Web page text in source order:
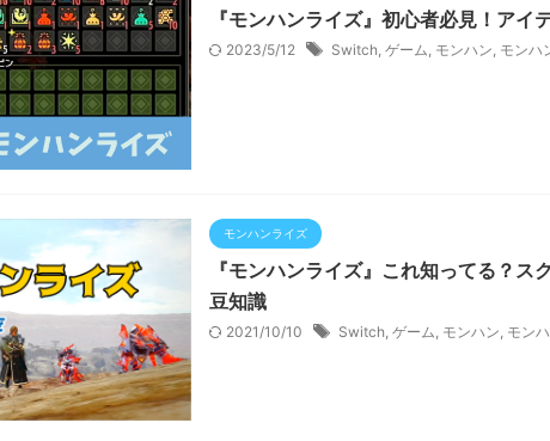
『モンハンライズ』初心者必見！アイ
2023/5/12 Switch, ゲーム, モンハン, モンハ
モンハンライズ
『モンハンライズ』これ知ってる？ス
豆知識
2021/10/10 Switch, ゲーム, モンハン, モン